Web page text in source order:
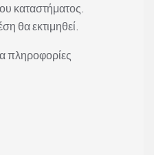
καταστήματος.
θα εκτιμηθεί.
πληροφορίες